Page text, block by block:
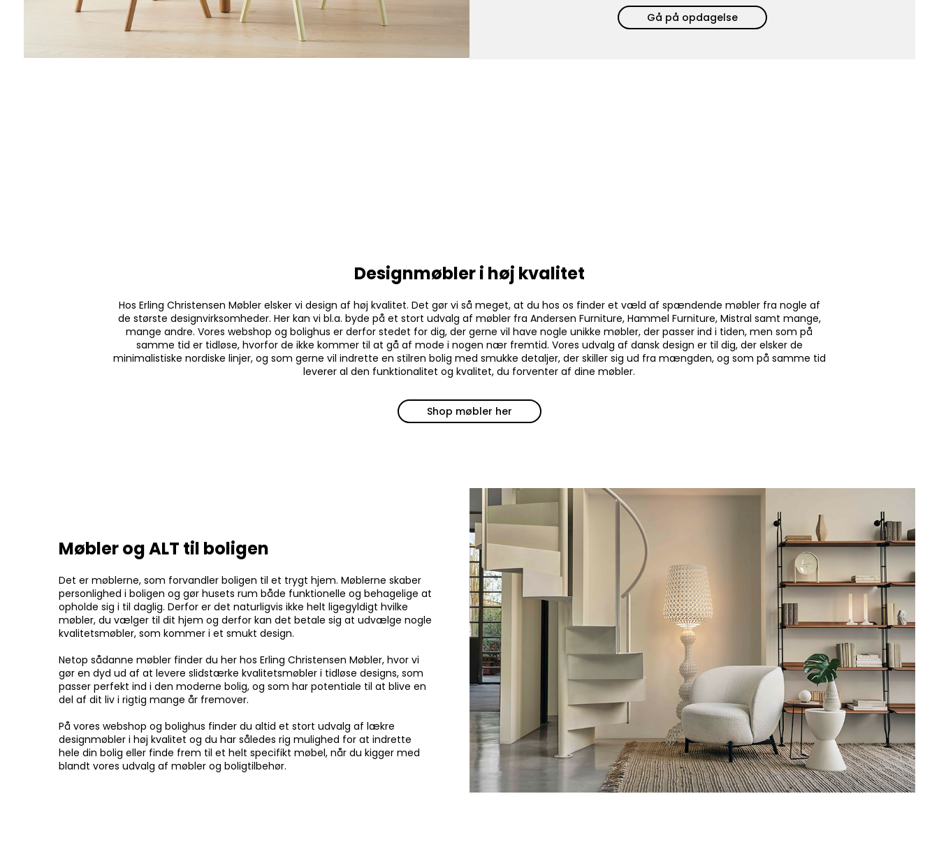
Gå på opdagelse
Designmøbler i høj kvalitet
Hos Erling Christensen Møbler elsker vi design af høj kvalitet. Det gør vi så meget, at du hos os finder et væld af spændende møbler fra nogle af
de største designvirksomheder. Her kan vi bl.a. byde på et stort udvalg af møbler fra Andersen Furniture, Hammel Furniture, Mistral samt mange,
mange andre. Vores webshop og bolighus er derfor stedet for dig, der gerne vil have nogle unikke møbler, der passer ind i tiden, men som på
samme tid er tidløse, hvorfor de ikke kommer til at gå af mode i nogen nær fremtid. Vores udvalg af dansk design er til dig, der elsker de
minimalistiske nordiske linjer, og som gerne vil indrette en stilren bolig med smukke detaljer, der skiller sig ud fra mængden, og som på samme tid
leverer al den funktionalitet og kvalitet, du forventer af dine møbler.
Shop møbler her
Møbler og ALT til boligen
Det er møblerne, som forvandler boligen til et trygt hjem. Møblerne skaber
personlighed i boligen og gør husets rum både funktionelle og behagelige at
opholde sig i til daglig. Derfor er det naturligvis ikke helt ligegyldigt hvilke
møbler, du vælger til dit hjem og derfor kan det betale sig at udvælge nogle
kvalitetsmøbler, som kommer i et smukt design.
Netop sådanne møbler finder du her hos Erling Christensen Møbler, hvor vi
gør en dyd ud af at levere slidstærke kvalitetsmøbler i tidløse designs, som
passer perfekt ind i den moderne bolig, og som har potentiale til at blive en
del af dit liv i rigtig mange år fremover.
På vores webshop og bolighus finder du altid et stort udvalg af lækre
designmøbler i høj kvalitet og du har således rig mulighed for at indrette
hele din bolig eller finde frem til et helt specifikt møbel, når du kigger med
blandt vores udvalg af møbler og boligtilbehør.